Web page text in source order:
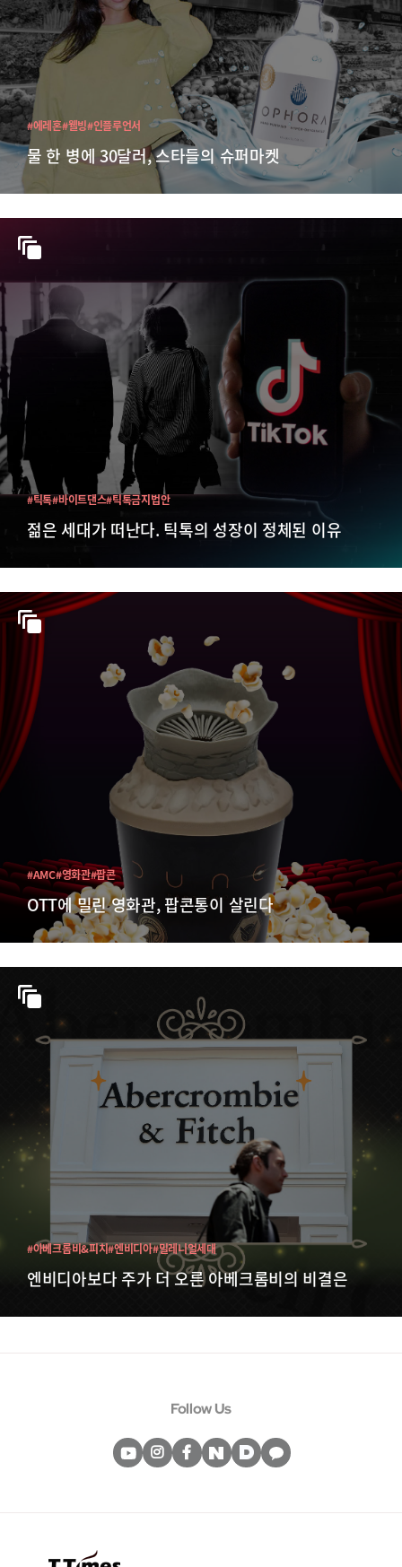
물 한 병에 30달러, 스타들의 슈퍼마켓
#에레혼#웰빙#인플루언서
젊은 세대가 떠난다. 틱톡의 성장이 정체된 이유
#틱톡#바이트댄스#틱톡금지법안
OTT에 밀린 영화관, 팝콘통이 살린다
#AMC#영화관#팝콘
엔비디아보다 주가 더 오른 아베크롬비의 비결은
#아베크롬비&피치#엔비디아#밀레니얼세대
Follow Us